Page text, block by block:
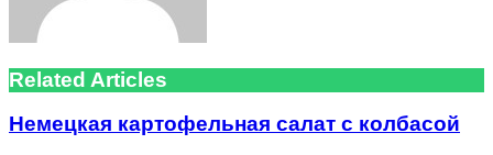
Related Articles
Немецкая картофельная салат с колбасой